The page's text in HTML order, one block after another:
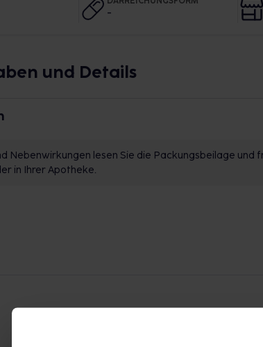
-
und Details
Nebenwirkungen lesen Sie die Packungsbeilage und
in Ihrer Apotheke.